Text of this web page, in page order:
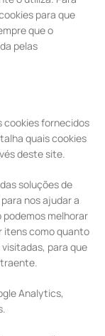
para que
que o
pelas
cookies fornecidos
quais cookies
deste site.
soluções de
nos ajudar a
melhorar
itens como quanto
para que
Analytics,